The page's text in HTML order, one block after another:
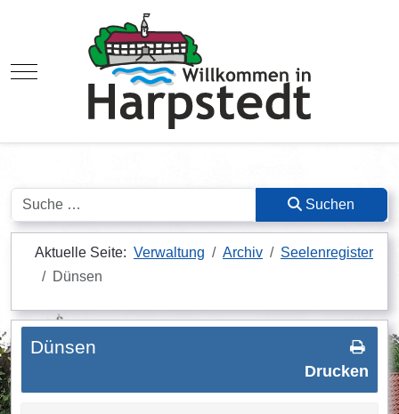
Mobile Menu Toggle
Suchen Suchen
Aktuelle Seite: Verwaltung Archiv
Seelenregister
Dünsen
Drucken
Dünsen